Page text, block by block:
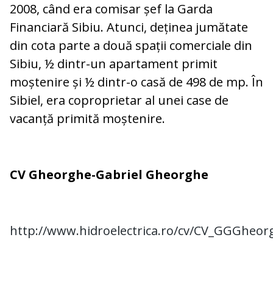
2008, când era comisar șef la Garda
Financiară Sibiu. Atunci, deținea jumătate
din cota parte a două spații comerciale din
Sibiu, ½ dintr-un apartament primit
moștenire și ½ dintr-o casă de 498 de mp. În
Sibiel, era coproprietar al unei case de
vacanță primită moștenire.
CV Gheorghe-Gabriel Gheorghe
http://www.hidroelectrica.ro/cv/